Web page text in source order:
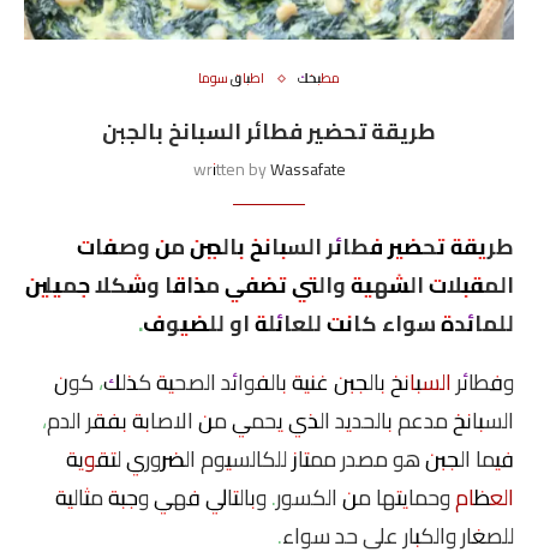
مطبخك اطباق سوما
طريقة تحضير فطائر السبانخ بالجبن
written byWassafate
طريقة تحضير فطائر السبانخ بالجبن من وصفات
المقبلات الشهية والتي تضفي مذاقا وشكلا جميلين
للمائدة سواء كانت للعائلة او للضيوف.
وفطائرالسبانخبالجبن غنية بالفوائد الصحية كذلك، كون
السبانخ مدعم بالحديد الذي يحمي من الاصابة بفقر الدم،
فيما الجبن هو مصدر ممتاز للكالسيوم الضروري لتقوية
العظاموحمايتها من الكسور. وبالتالي فهي وجبة مثالية
للصغار والكبار على حد سواء.